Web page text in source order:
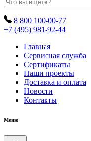
8 800 100-00-77
+7 (495) 981-92-44
Главная
Сервисная служба
Сертификаты
Наши проекты
Доставка и оплата
Новости
Контакты
Меню